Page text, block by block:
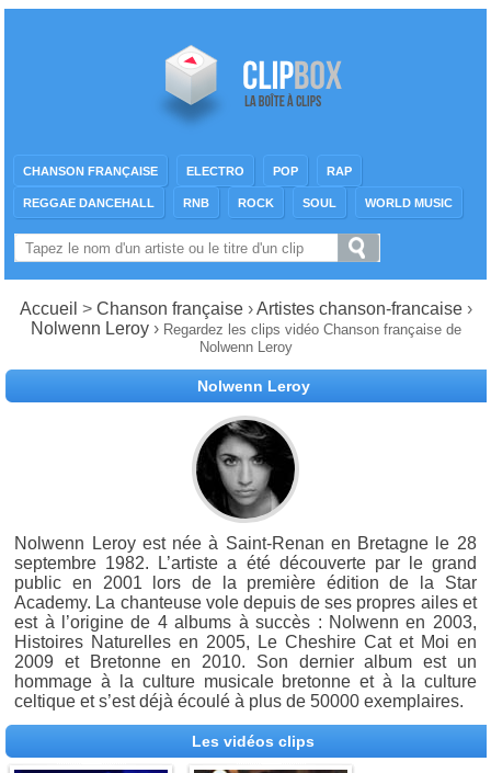
CHANSON FRANÇAISE ELECTRO POP RAP
REGGAE DANCEHALL RNB ROCK SOUL WORLD MUSIC
Accueil > Chanson française› Artistes chanson-francaise›
Nolwenn Leroy› Regardez les clips vidéo Chanson française de
Nolwenn Leroy
Nolwenn Leroy
Nolwenn Leroy est née à Saint-Renan en Bretagne le 28
septembre 1982. L’artiste a été découverte par le grand
public en 2001 lors de la première édition de la Star
Academy. La chanteuse vole depuis de ses propres ailes et
est à l’origine de 4 albums à succès : Nolwenn en 2003,
Histoires Naturelles en 2005, Le Cheshire Cat et Moi en
2009 et Bretonne en 2010. Son dernier album est un
hommage à la culture musicale bretonne et à la culture
celtique et s’est déjà écoulé à plus de 50000 exemplaires.
Les vidéos clips